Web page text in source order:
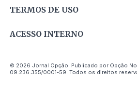
TERMOS DE USO
ACESSO INTERNO
© 2026 Jornal Opção. Publicado por Opção
09.236.355/0001-59. Todos os direitos